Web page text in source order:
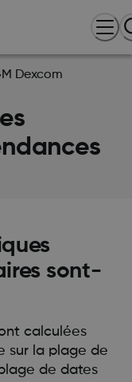
Dexcom
sont-
calculées
sur la plage de
de dates